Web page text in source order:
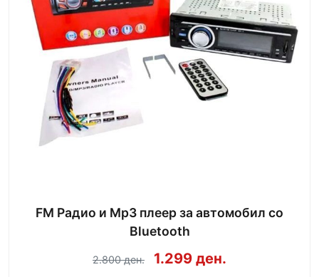
FM Радио и Mp3 плеер за автомобил со
Bluetooth
2.800 ден. 1.299 ден.